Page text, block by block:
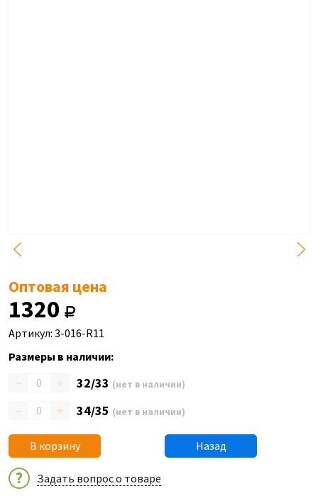
Оптовая цена
1320
Артикул: 3-016-R11
Размеры в наличии:
– + 32/33 (нет в наличии)
– + 34/35 (нет в наличии)
В корзину Назад
Задать вопрос о товаре